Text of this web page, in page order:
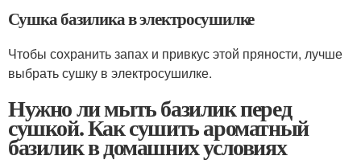
Сушка базилика в электросушилке
Чтобы сохранить запах и привкус этой пряности, лучше
выбрать сушку в электросушилке.
Нужно ли мыть базилик перед
сушкой. Как сушить ароматный
базилик в домашних условиях